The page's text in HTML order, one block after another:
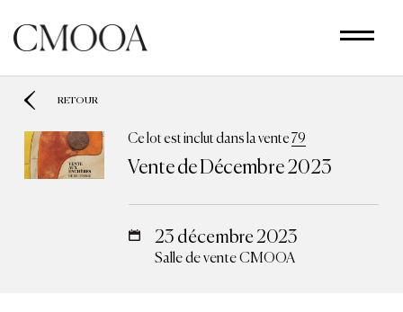
contenu
principal
RETOUR
Ce lot est inclut dans la vente 79
Vente de Décembre 2023
23 décembre 2023
Salle de vente CMOOA